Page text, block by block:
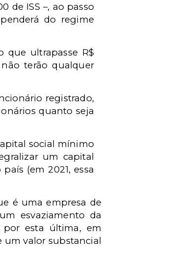
de ISS –, ao passo
do regime
que ultrapasse R$
terão qualquer
registrado,
quanto seja
social mínimo
um capital
(em 2021, essa
é uma empresa de
esvaziamento da
por esta última, em
um valor substancial